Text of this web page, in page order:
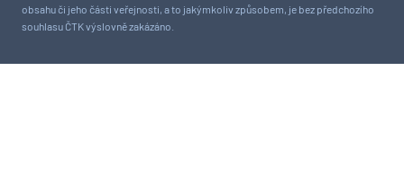
obsahu či jeho části veřejnosti, a to jakýmkoliv způsobem, je bez předchozího
souhlasu ČTK výslovně zakázáno.